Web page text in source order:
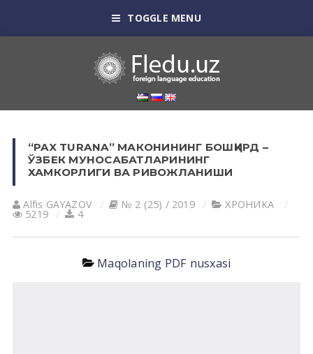
TOGGLE MENU
“PAX TURANA” МАКОНИНИНГ БОШҚИРД –
ЎЗБЕК МУНОСАБАТЛАРИНИНГ
ХАМКОРЛИГИ ВА РИВОЖЛАНИШИ
Alfis GAYAZOV № 2 (25) / 2019 ХРОНИКА
5219 4
Maqolaning PDF nusxasi